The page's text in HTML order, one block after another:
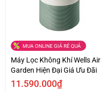
MUA ONLINE GIÁ RẺ QUÁ
Máy Lọc Không Khí Wells Air
Garden Hiện Đại Giá Ưu Đãi
11.590.000₫